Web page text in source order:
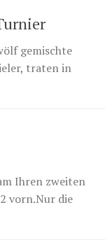
gemischte
traten in
Ihren zweiten
vorn.Nur die